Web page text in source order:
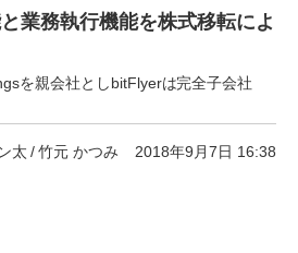
業務執行機能を株式移転によ
を親会社としbitFlyerは完全子会社
太 竹元 かつみ 2018年9月7日 16:38